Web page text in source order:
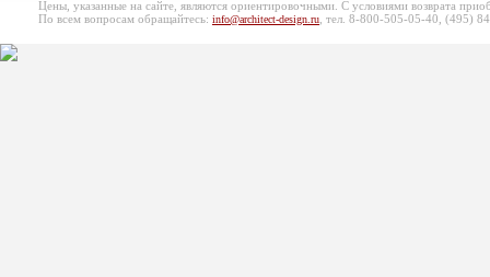
Цены, указанные на сайте, являются ориентировочными. С условиями возврата
По всем вопросам обращайтесь: info@architect-design.ru , тел. 8-800-505-05-40, (495)